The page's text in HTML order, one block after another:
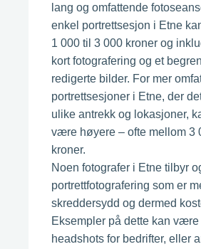
lang og omfattende
enkel portrettsesjon i Etne
1 000 til 3 000 kroner og
kort fotografering og et
redigerte bilder. For mer
portrettsesjoner i Etne, der
ulike antrekk og lokasjoner,
være høyere – ofte mellom 3
kroner.
Noen fotografer i Etne tilbyr
portrettfotografering som er
skreddersydd og dermed
Eksempler på dette kan
headshots for bedrifter, eller